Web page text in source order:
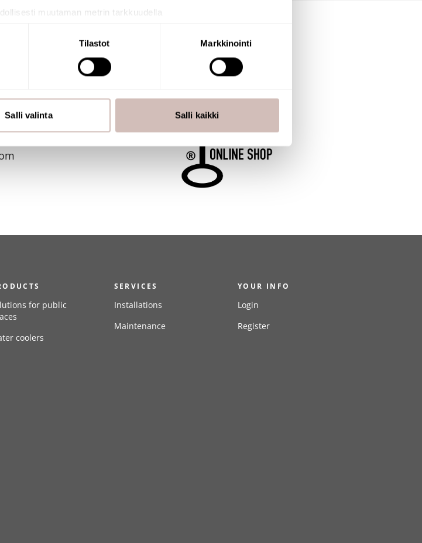
muutaman metrin tarkkuudella
voit määrittää asetuksesi
. Voit muuttaa
median, mainosalan ja analytiikka-alan
Kumppanimme voivat yhdistää näitä tietoja muihin tietoihin, joita
Tilastot Markkinointi
Salli valinta Salli kaikki
for public
coolers
SERVICES
Installations
Maintenance
YOUR INFO
Login
Register